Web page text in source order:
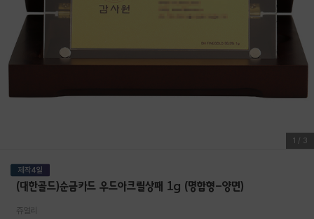
1 / 3
(대한골드)순금카드 우드아크릴상패 1g (명함형-양면)
쥬얼리